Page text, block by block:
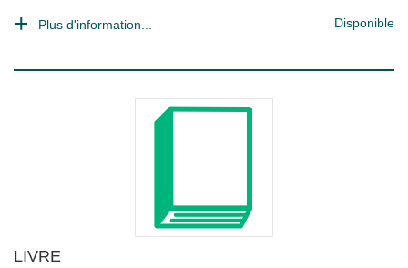
Plus d'information... Disponible
LIVRE